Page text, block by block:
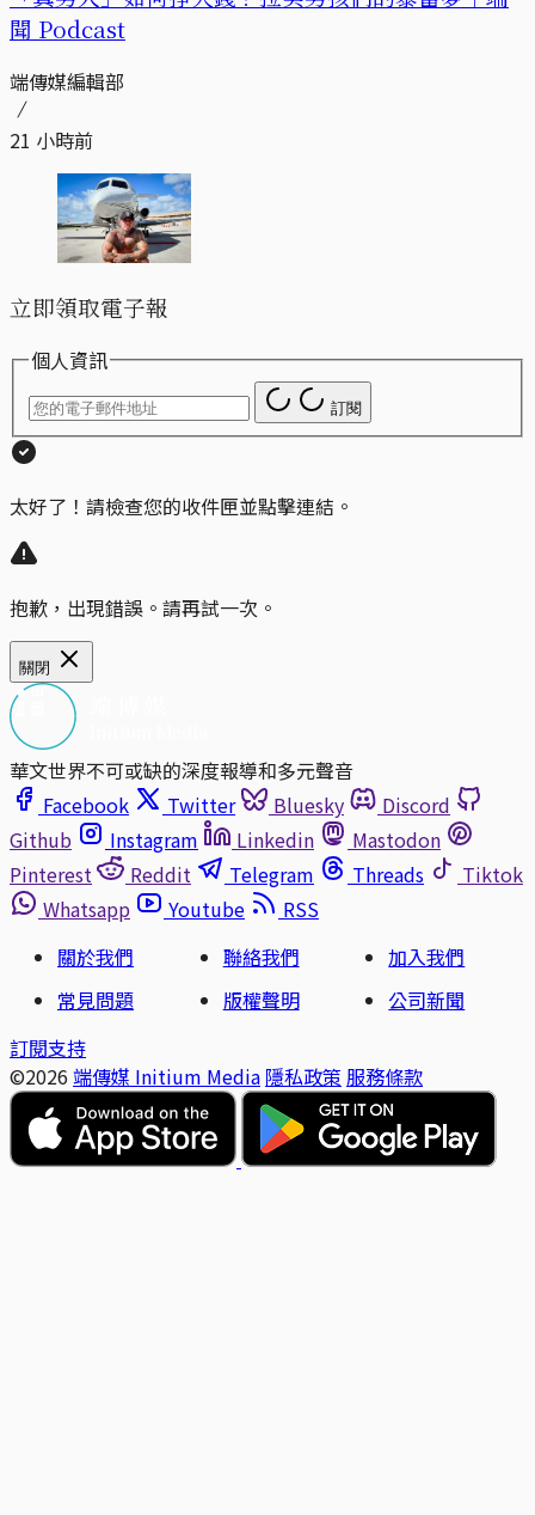
聞 Podcast
端傳媒編輯部
21 小時前
立即領取電子報
個人資訊
訂閱
太好了！請檢查您的收件匣並點擊連結。
抱歉，出現錯誤。請再試一次。
關閉
華文世界不可或缺的深度報導和多元聲音
Facebook
Twitter Bluesky
Discord
Github
Instagram Linkedin
Mastodon
Pinterest
Reddit Telegram Threads
Tiktok
Whatsapp
Youtube
RSS
關於我們
聯絡我們
加入我們
常見問題
版權聲明
公司新聞
訂閱支持
©2026 端傳媒 Initium Media 隱私政策 服務條款